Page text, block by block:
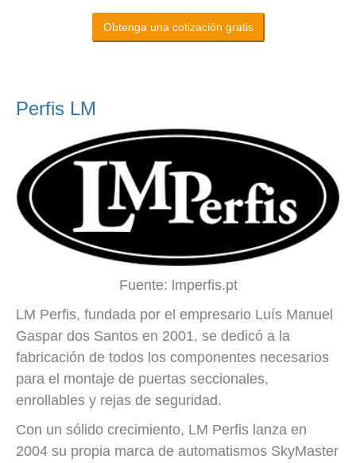
Obtenga una cotización gratis
Perfis LM
Fuente: lmperfis.pt
LM Perfis, fundada por el empresario Luís Manuel
Gaspar dos Santos en 2001, se dedicó a la
fabricación de todos los componentes necesarios
para el montaje de puertas seccionales,
enrollables y rejas de seguridad.
Con un sólido crecimiento, LM Perfis lanza en
2004 su propia marca de automatismos SkyMaster